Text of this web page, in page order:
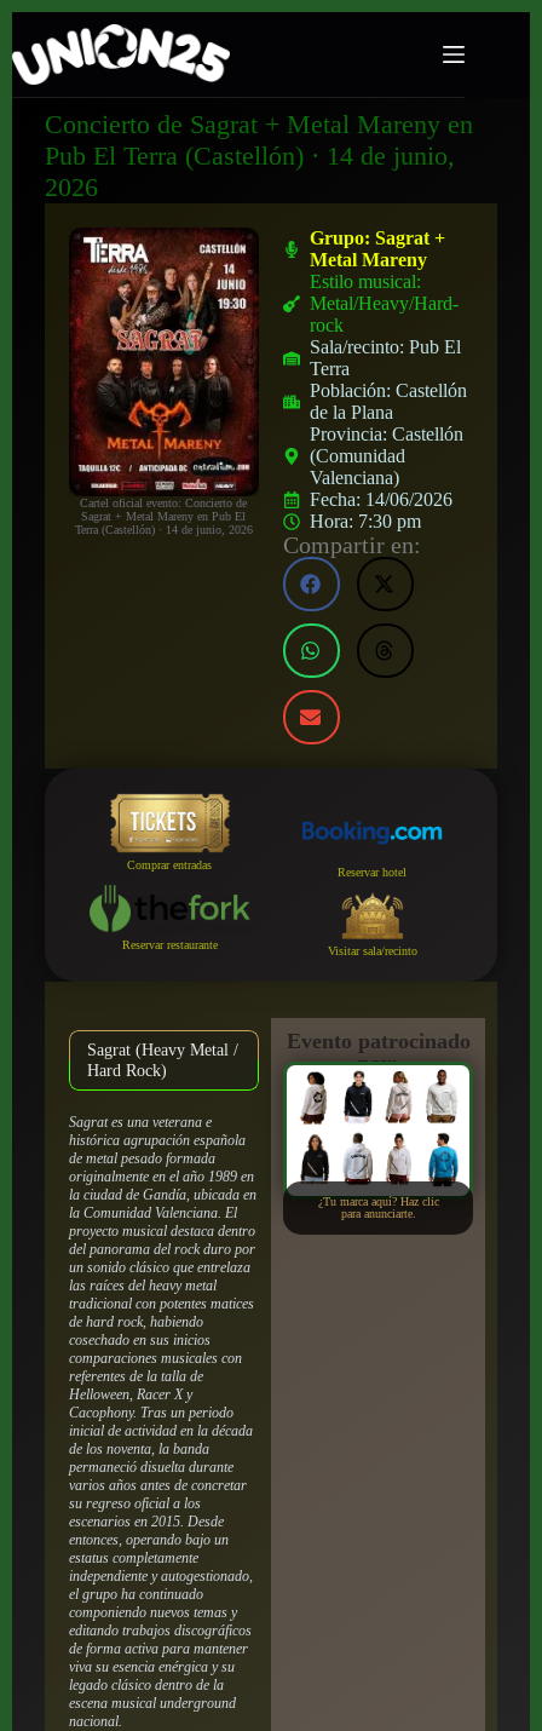
Concierto de Sagrat + Metal Mareny en
Pub El Terra (Castellón) · 14 de junio,
2026
Cartel oficial evento: Concierto de
Sagrat + Metal Mareny en Pub El
Terra (Castellón) · 14 de junio, 2026
Grupo:Sagrat +
Metal Mareny
Estilo musical:
Metal/Heavy/Hard-
rock
Sala/recinto:Pub El
Terra
Población:Castellón
de la Plana
Provincia:Castellón
(Comunidad
Valenciana)
Fecha: 14/06/2026
Hora: 7:30 pm
Compartir en:
Comprar entradas
Reservar hotel
Reservar restaurante Visitar sala/recinto
Sagrat (Heavy Metal /
Hard Rock)
Sagrat es una veterana e
histórica agrupación española
de metal pesado formada
originalmente en el año 1989 en
la ciudad de Gandía, ubicada en
la Comunidad Valenciana. El
proyecto musical destaca dentro
del panorama del rock duro por
un sonido clásico que entrelaza
las raíces del heavy metal
tradicional con potentes matices
de hard rock, habiendo
cosechado en sus inicios
comparaciones musicales con
referentes de la talla de
Helloween, Racer X y
Cacophony. Tras un periodo
inicial de actividad en la década
de los noventa, la banda
permaneció disuelta durante
varios años antes de concretar
su regreso oficial a los
escenarios en 2015. Desde
entonces, operando bajo un
estatus completamente
independiente y autogestionado,
el grupo ha continuado
componiendo nuevos temas y
editando trabajos discográficos
de forma activa para mantener
viva su esencia enérgica y su
legado clásico dentro de la
escena musical underground
nacional.
Evento patrocinado
por:
¿Tu marca aquí? Haz clic
para anunciarte.